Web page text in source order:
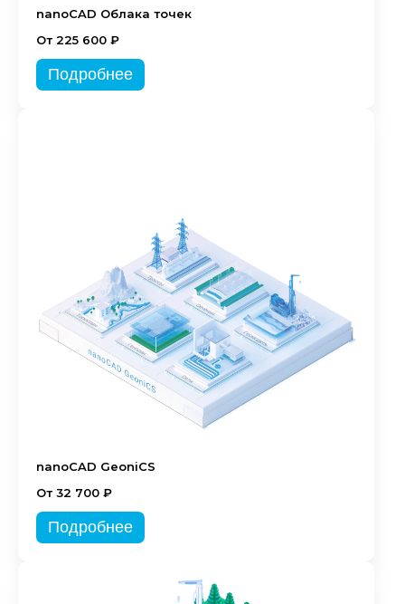
nanoCAD Облака точек
От 225 600 ₽
Подробнее
nanoCAD GeoniCS
От 32 700 ₽
Подробнее